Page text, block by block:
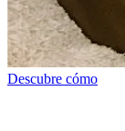
Descubre cómo